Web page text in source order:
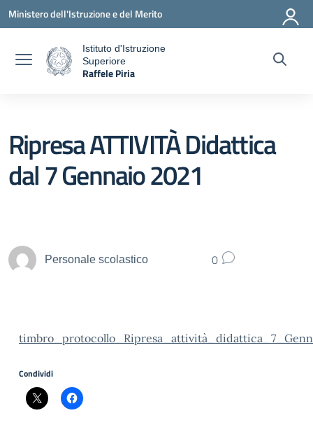
Vai ai contenuti
Vai al menu di navigazione
Vai al footer
Ministero dell'Istruzione e del Merito
Istituto d'Istruzione
Superiore
Raffele Piria
Ripresa ATTIVITÀ Didattica
dal 7 Gennaio 2021
Personale scolastico 0
Condividi